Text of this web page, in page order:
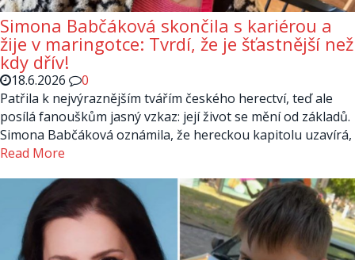
Simona Babčáková skončila s kariérou a
žije v maringotce: Tvrdí, že je šťastnější než
kdy dřív!
18.6.2026
0
Patřila k nejvýraznějším tvářím českého herectví, teď ale
posílá fanouškům jasný vzkaz: její život se mění od základů.
Simona Babčáková oznámila, že hereckou kapitolu uzavírá,
Read More